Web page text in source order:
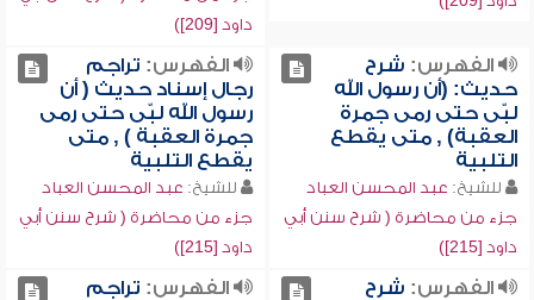
داود [209])
الفهرس: شرح
حديث: (أن رسول الله
لبّى حتى رمى جمرة
العقبة) , متى يقطع
التلبية
للشيخ: عبد المحسن العباد
جزء من محاضرة ( شرح سنن أبي
داود [215])
الفهرس: تراجم
رجال إسناد حديث ( أن
رسول الله لبّى حتى رمى
جمرة العقبة ) , متى
يقطع التلبية
للشيخ: عبد المحسن العباد
جزء من محاضرة ( شرح سنن أبي
داود [215])
الفهرس: شرح
الفهرس: تراجم